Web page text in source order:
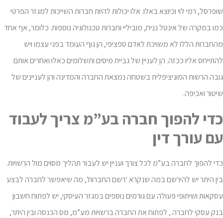
שופרסל, רמי לוי וכיוצא באלו. אלו יכולות להיות חברות השייכות למגזר הפרטי
כמו במקרה של אינטל נניח, מוביליי וחברות טכנולוגיה נוספות. כלומר, אף אחד
מהחברות הללו לא משויכת לאדם ספציפי, הן גוף העומד בפני עצמו ויש
להתייחס אליו ככזה. הן לעניין של גביית מיסים ותשלומים כאלו ואחרים אותם
גובה הרשות המוניציפלית בשטחה נמצאת החברה והמדינה והן לעניינים של
שיטור ואכיפה.
כדי להפוך חברה בע”מ צריך לעבוד
עם עורך דין
כדי להפוך לחברה בע”מ לכל צורך ועניין יש לעבור תהליך מסוים מול הרשויות.
בין היתר יש להירשם במה שנקרא ‘רשם החברות’, מה שיאפשר לחברה לבצע
עסקאות ושיתופי פעולה עם גורמים נוספים במגזר העיסקי, יש לפתוח חשבון
בנק עסקי לחברה , לפתוח את החברה ברשויות מע”מ, מס הכנסה ובין היתר,